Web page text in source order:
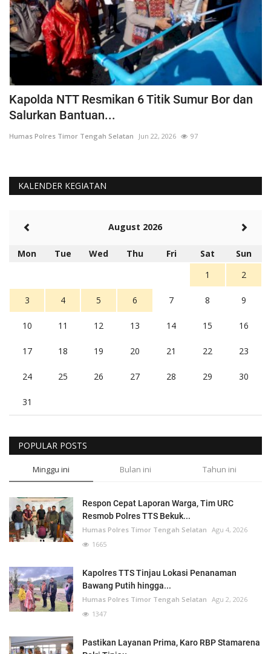
Kapolda NTT Resmikan 6 Titik Sumur Bor dan
Salurkan Bantuan...
Humas Polres Timor Tengah Selatan Jun 22, 2026 97
KALENDER KEGIATAN
August 2026
Mon Tue Wed Thu Fri Sat
Sun
1
2
3 4 5 6 7 8 9
10 11 12 13 14 15 16
17 18 19 20 21 22 23
24 25 26 27 28 29 30
31
POPULAR POSTS
Minggu ini Bulan ini Tahun ini
Respon Cepat Laporan Warga, Tim URC
Resmob Polres TTS Bekuk...
Humas Polres Timor Tengah Selatan Agu 4, 2026
1665
Kapolres TTS Tinjau Lokasi Penanaman
Bawang Putih hingga...
Humas Polres Timor Tengah Selatan Agu 2, 2026
1347
Pastikan Layanan Prima, Karo RBP Stamarena